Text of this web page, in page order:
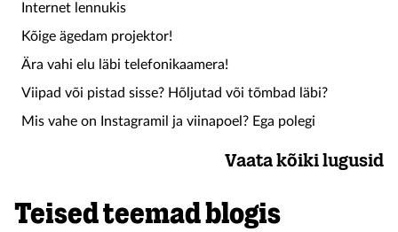
Internet lennukis
Kõige ägedam projektor!
Ära vahi elu läbi telefonikaamera!
Viipad või pistad sisse? Hõljutad või tõmbad läbi?
Mis vahe on Instagramil ja viinapoel? Ega polegi
Vaata kõiki lugusid
Teised teemad blogis